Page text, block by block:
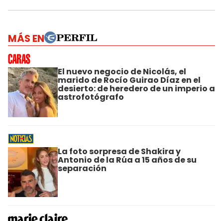
MÁS EN
El nuevo negocio de Nicolás, el
marido de Rocío Guirao Díaz en el
desierto: de heredero de un imperio a
astrofotógrafo
La foto sorpresa de Shakira y
Antonio de la Rúa a 15 años de su
separación